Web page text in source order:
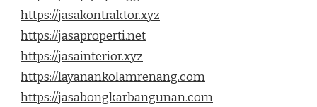
https://jasakontraktor.xyz
https://jasaproperti.net
https://jasainterior.xyz
https://layanankolamrenang.com
https://jasabongkarbangunan.com